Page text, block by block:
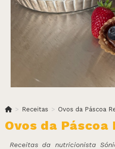
> Receitas > Ovos da Páscoa
Ovos da Páscoa
Receitas da nutricionista